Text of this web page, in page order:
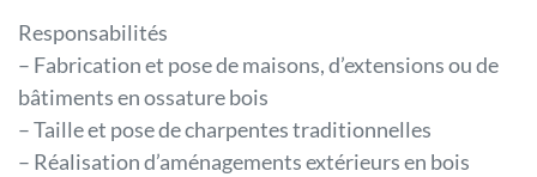
Responsabilités
– Fabrication et pose de maisons, d’extensions ou de
bâtiments en ossature bois
– Taille et pose de charpentes traditionnelles
– Réalisation d’aménagements extérieurs en bois